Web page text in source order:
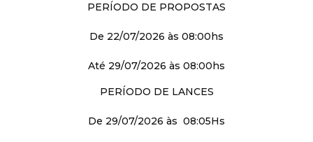
PERÍODO DE PROPOSTAS
De 22/07/2026 às 08:00hs
Até 29/07/2026 às 08:00hs
PERÍODO DE LANCES
De 29/07/2026 às 08:05Hs